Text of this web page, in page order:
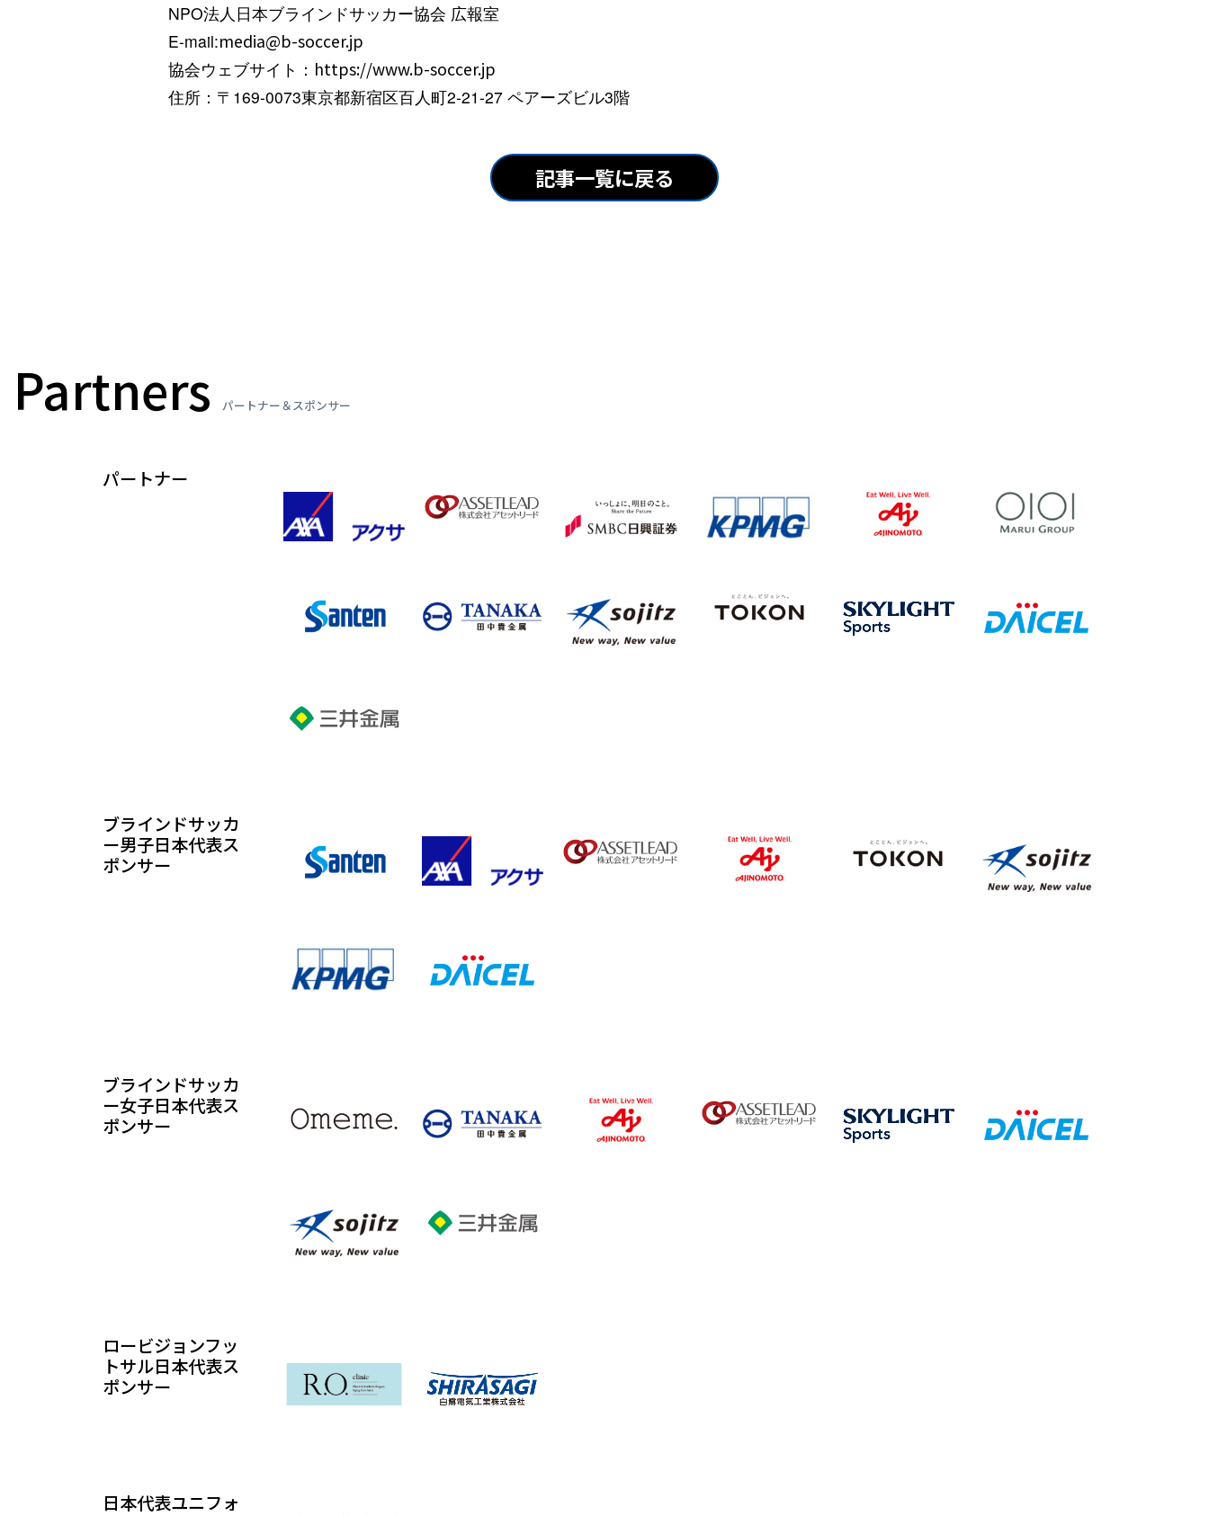
NPO法人日本ブラインドサッカー協会 広報室
E-mail:media@b-soccer.jp
協会ウェブサイト： https://www.b-soccer.jp
住所：〒169-0073東京都新宿区百人町2-21-27 ペアーズビル3階
記事一覧に戻る
Partners パートナー＆スポンサー
パートナー
ブラインドサッカ
ー男子日本代表ス
ポンサー
ブラインドサッカ
ー女子日本代表ス
ポンサー
ロービジョンフッ
トサル日本代表ス
ポンサー
日本代表ユニフォ